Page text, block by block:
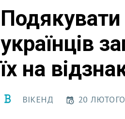
українців
їх на
ВІКЕНД 20